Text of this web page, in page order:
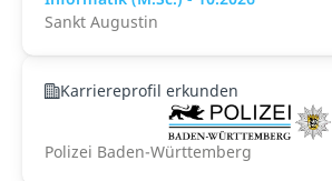
Sankt Augustin
Karriereprofil erkunden
Polizei Baden-Württemberg